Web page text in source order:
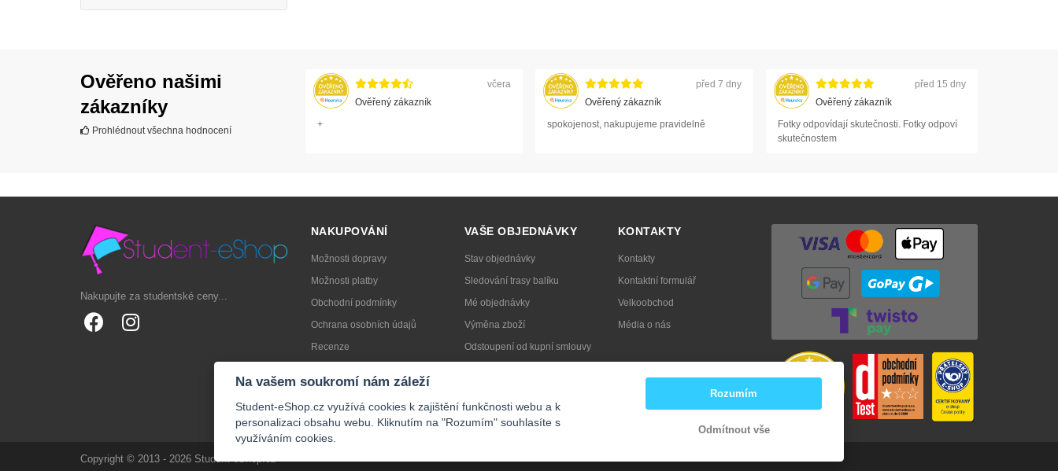
Ověřeno našimi
zákazníky
Prohlédnout všechna hodnocení
včera
Ověřený zákazník
+
před 7 dny
Ověřený zákazník
spokojenost, nakupujeme pravidelně
před 15 dny
Ověřený zákazník
Fotky odpovídají skutečnosti. Fotky odpoví
skutečnostem
Nakupujte za studentské ceny...
NAKUPOVÁNÍ
Možnosti dopravy
Možnosti platby
Obchodní podmínky
Ochrana osobních údajů
Recenze
VAŠE OBJEDNÁVKY
Stav objednávky
Sledování trasy balíku
Mé objednávky
Výměna zboží
Odstoupení od kupní smlouvy
KONTAKTY
Kontakty
Kontaktní formulář
Velkoobchod
Média o nás
Copyright © 2013 - 2026 Student-eShop.cz
Na vašem soukromí nám záleží
Student-eShop.cz využívá cookies k zajištění funkčnosti webu a k
personalizaci obsahu webu. Kliknutím na "Rozumím" souhlasíte s
využíváním cookies.
Rozumím
Odmítnout vše